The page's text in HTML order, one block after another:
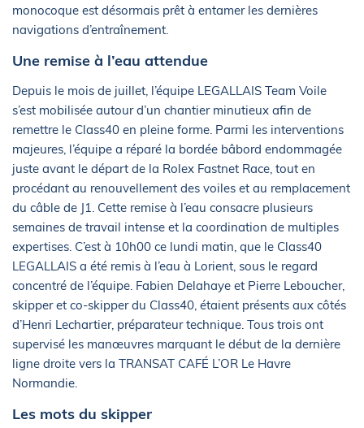
monocoque est désormais prêt à entamer les dernières
navigations d’entraînement.
Une remise à l’eau attendue
Depuis le mois de juillet, l’équipe LEGALLAIS Team Voile
s’est mobilisée autour d’un chantier minutieux afin de
remettre le Class40 en pleine forme. Parmi les interventions
majeures, l’équipe a réparé la bordée bâbord endommagée
juste avant le départ de la Rolex Fastnet Race, tout en
procédant au renouvellement des voiles et au remplacement
du câble de J1. Cette remise à l’eau consacre plusieurs
semaines de travail intense et la coordination de multiples
expertises. C’est à 10h00 ce lundi matin, que le Class40
LEGALLAIS a été remis à l’eau à Lorient, sous le regard
concentré de l’équipe. Fabien Delahaye et Pierre Leboucher,
skipper et co-skipper du Class40, étaient présents aux côtés
d’Henri Lechartier, préparateur technique. Tous trois ont
supervisé les manœuvres marquant le début de la dernière
ligne droite vers la TRANSAT CAFÉ L’OR Le Havre
Normandie.
Les mots du skipper